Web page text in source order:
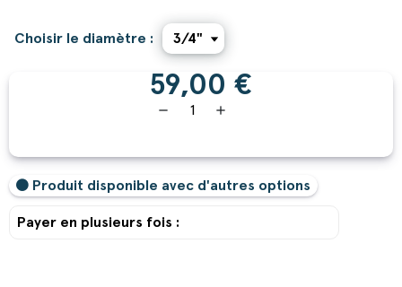
Choisir le diamètre :
59,00 €
remove add
Produit disponible avec d'autres options
Payer en plusieurs fois :